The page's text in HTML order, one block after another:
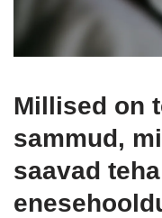
Millised on
sammud,
saavad